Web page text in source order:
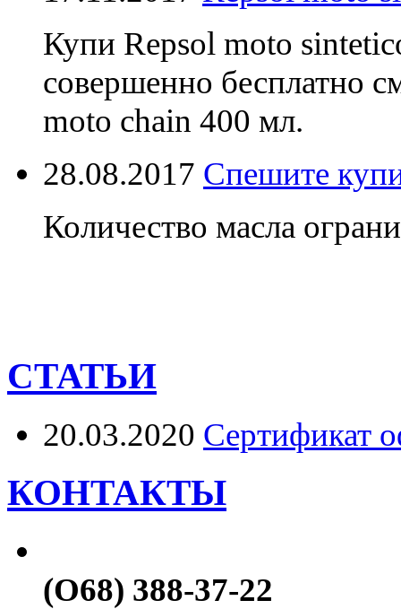
Купи Repsol moto
совершенно бесплатно
moto chain 400 мл.
28.08.2017 Спешите
Количество масла
СТАТЬИ
20.03.2020 Сертификат
КОНТАКТЫ
(О68) 388-37-22